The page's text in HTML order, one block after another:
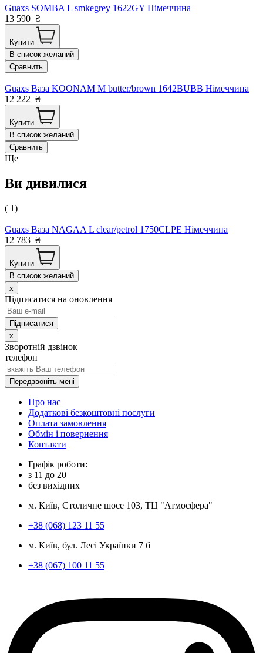
Guaxs SOMBA L smkegrey 1622GY Німеччина
13 590 ₴
Купити
В список желаний
Сравнить
Guaxs Ваза KOONAM M butter/brown 1642BUBB Німеччина
12 222 ₴
Купити
В список желаний
Сравнить
Ще
Ви дивилися
( 1)
Guaxs Ваза NAGAA L clear/petrol 1750CLPE Німеччина
12 783 ₴
Купити
В список желаний
x
Підписатися на оновлення
x
Зворотній дзвінок
телефон
Передзвоніть мені
Про нас
Додаткові безкоштовні послуги
Оплата замовлення
Обмін і повернення
Контакти
Графік роботи:
з 11 до 20
без вихідних
м. Київ, Столичне шосе 103, ТЦ "Атмосфера"
+38 (068) 123 11 55
м. Київ, бул. Лесі Українки 7 б
+38 (067) 100 11 55